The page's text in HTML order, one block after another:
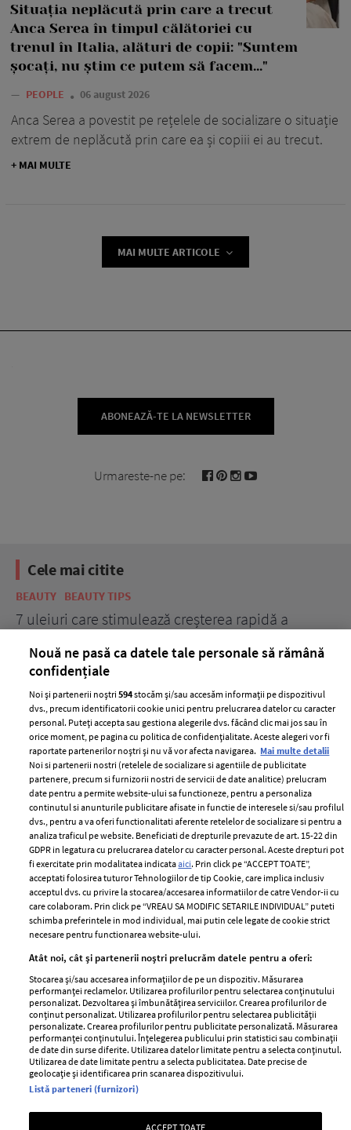
Situația neplăcută prin care a trecut
Anca Serea în timpul călătoriei cu
trenul în Italia, alături de copii: "Suntem
șocați, nu știm ce putem să facem..."
— PEOPLE 06 august 2026
Anca Serea a povestit pe rețelele de socializare o situație
extrem de neplăcută prin care ea și copiii ei au trecut.
+ MAI MULTE
MAI MULTE ARTICOLE
ABONEAZĂ-TE LA NEWSLETTER
Urmareste-ne pe:
Cele mai citite
BEAUTY BEAUTY TIPS
7 uleiuri care stimulează creșterea rapidă a
ELLE Style Awards
2024
Despre ELLE
Romania
Contact
Abonamente
Termeni si conditii
Politica de
confidențialitate
Politica de cookies
Publicitate
GSP
Unica
Baby
Retete
femei
Viva
Avantaje
Retete practice
Pariază responsabil! Decizia ONJN nr. 821/25.09.2025.
Jocurile de noroc sunt interzise minorilor.
Nouă ne pasă ca datele tale personale să rămână
confidențiale
Noi și partenerii noștri594stocăm și/sau accesăm informații pe dispozitivul
dvs., precum identificatorii cookie unici pentru prelucrarea datelor cu caracter
personal. Puteți accepta sau gestiona alegerile dvs. făcând clic mai jos sau în
orice moment, pe pagina cu politica de confidențialitate. Aceste alegeri vor fi
raportate partenerilor noștri și nu vă vor afecta navigarea. Mai multe detalii
Noi si partenerii nostri (retelele de socializare si agentiile de publicitate
partenere, precum si furnizorii nostri de servicii de date analitice) prelucram
date pentru a permite website-ului sa functioneze, pentru a personaliza
continutul si anunturile publicitare afisate in functie de interesele si/sau profilul
dvs., pentru a va oferi functionalitati aferente retelelor de socializare si pentru a
analiza traficul pe website. Beneficiati de drepturile prevazute de art. 15-22 din
GDPR in legatura cu prelucrarea datelor cu caracter personal. Aceste drepturi pot
fi exercitate prin modalitatea indicataaici. Prin click pe “ACCEPT TOATE”,
acceptati folosirea tuturor Tehnologiilor de tip Cookie, care implica inclusiv
acceptul dvs. cu privire la stocarea/accesarea informatiilor de catre Vendor-ii cu
care colaboram. Prin click pe “VREAU SA MODIFIC SETARILE INDIVIDUAL” puteti
schimba preferintele in mod individual, mai putin cele legate de cookie strict
necesare pentru functionarea website-ului.
Atât noi, cât și partenerii noștri prelucrăm datele pentru a oferi:
Stocarea și/sau accesarea informațiilor de pe un dispozitiv. Măsurarea
performanței reclamelor. Utilizarea profilurilor pentru selectarea conținutului
personalizat. Dezvoltarea și îmbunătățirea serviciilor. Crearea profilurilor de
conținut personalizat. Utilizarea profilurilor pentru selectarea publicității
personalizate. Crearea profilurilor pentru publicitate personalizată. Măsurarea
performanței conținutului. Înțelegerea publicului prin statistici sau combinații
de date din surse diferite. Utilizarea datelor limitate pentru a selecta conținutul.
Utilizarea de date limitate pentru a selecta publicitatea. Date precise de
geolocație și identificarea prin scanarea dispozitivului.
Listă parteneri (furnizori)
ACCEPT TOATE